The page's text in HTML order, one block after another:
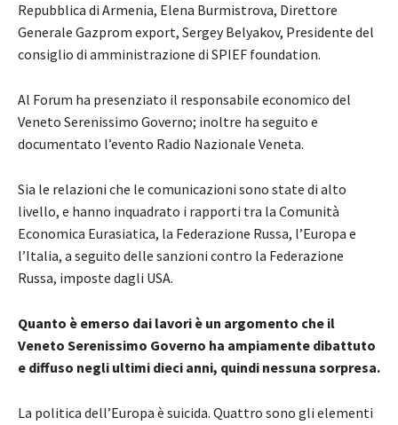
Repubblica di Armenia, Elena Burmistrova, Direttore
Generale Gazprom export, Sergey Belyakov, Presidente del
consiglio di amministrazione di SPIEF foundation.
Al Forum ha presenziato il responsabile economico del
Veneto Serenissimo Governo; inoltre ha seguito e
documentato l’evento Radio Nazionale Veneta.
Sia le relazioni che le comunicazioni sono state di alto
livello, e hanno inquadrato i rapporti tra la Comunità
Economica Eurasiatica, la Federazione Russa, l’Europa e
l’Italia, a seguito delle sanzioni contro la Federazione
Russa, imposte dagli USA.
Quanto è emerso dai lavori è un argomento che il
Veneto Serenissimo Governo ha ampiamente dibattuto
e diffuso negli ultimi dieci anni, quindi nessuna sorpresa.
La politica dell’Europa è suicida. Quattro sono gli elementi